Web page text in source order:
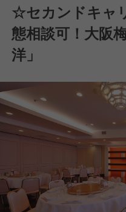
☆セカンドキャ
態相談可！大阪
洋」